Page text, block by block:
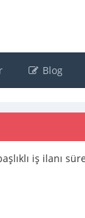
Blog
iş ilanı